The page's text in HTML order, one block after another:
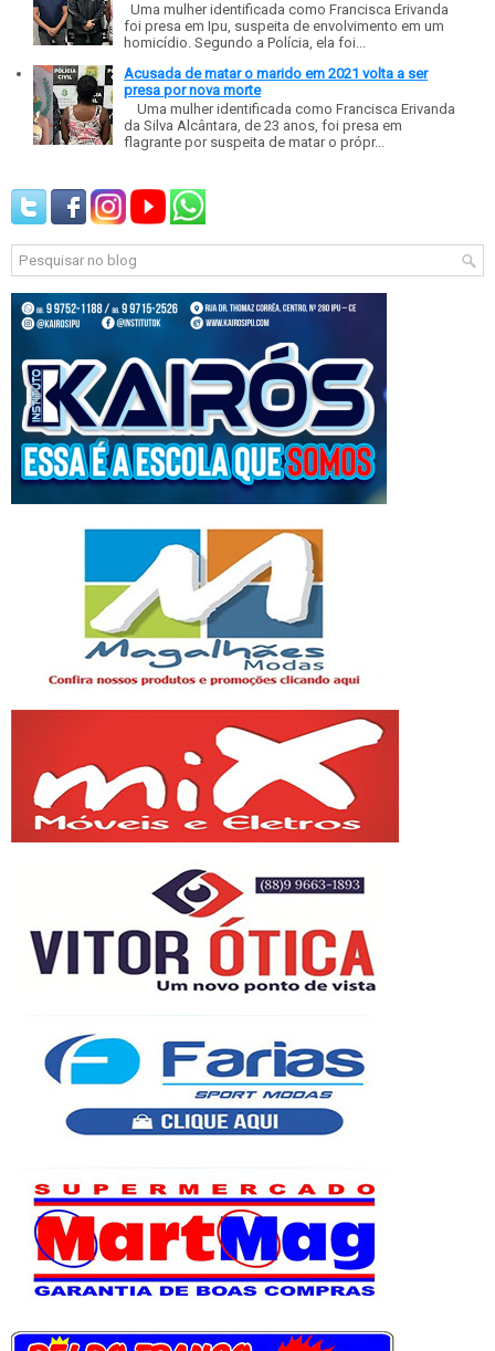
Uma mulher identificada como Francisca Erivanda
foi presa em Ipu, suspeita de envolvimento em um
homicídio. Segundo a Polícia, ela foi...
Acusada de matar o marido em 2021 volta a ser
presa por nova morte
Uma mulher identificada como Francisca Erivanda
da Silva Alcântara, de 23 anos, foi presa em
flagrante por suspeita de matar o própr...